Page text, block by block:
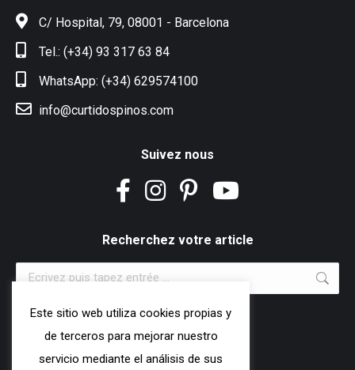
C/ Hospital, 79, 08001 - Barcelona
Tel.: (+34) 93 317 63 84
WhatsApp: (+34) 629574100
info@curtidospinos.com
Suivez nous
Recherchez votre article
Search:
Mardi et jeudi de 9h à 15h
Este sitio web utiliza cookies propias y
de terceros para mejorar nuestro
servicio mediante el análisis de sus